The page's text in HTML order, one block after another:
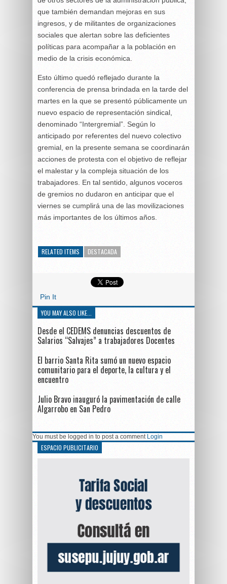
que también demandan mejoras en sus
ingresos, y de militantes de organizaciones
sociales que alertan sobre las deficientes
políticas para acompañar a la población en
medio de la crisis económica.
Esto último quedó reflejado durante la
conferencia de prensa brindada en la tarde del
martes en la que se presentó públicamente un
nuevo espacio de representación sindical,
denominado “Intergremial”. Según lo
anticipado por referentes del nuevo colectivo
gremial, en la presente semana se coordinarán
acciones de protesta con el objetivo de reflejar
el malestar y la compleja situación de los
trabajadores. En tal sentido, algunos voceros
de gremios no dudaron en anticipar que el
viernes se cumplirá una de las movilizaciones
más importantes de los últimos años.
RELATED ITEMS DESTACADA
Pin It
YOU MAY ALSO LIKE...
Desde el CEDEMS denuncias descuentos de
Salarios “Salvajes” a trabajadores Docentes
El barrio Santa Rita sumó un nuevo espacio
comunitario para el deporte, la cultura y el
encuentro
Julio Bravo inauguró la pavimentación de calle
Algarrobo en San Pedro
You must be logged in to post a comment Login
ESPACIO PUBLICITARIO